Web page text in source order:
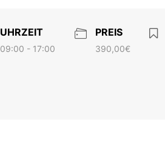
UHRZEIT
09:00 - 17:00
PREIS
390,00€